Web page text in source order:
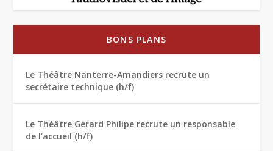
BONS PLANS
Le Théâtre Nanterre-Amandiers recrute un
secrétaire technique (h/f)
Le Théâtre Gérard Philipe recrute un responsable
de l’accueil (h/f)